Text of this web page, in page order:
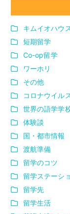
キムイオハウ
短期留学
Co-op留学
ワーホリ
その他
コロナウイル
世界の語学学
体験談
国・都市情報
渡航準備
留学のコツ
留学ステーシ
留学先
留学生活